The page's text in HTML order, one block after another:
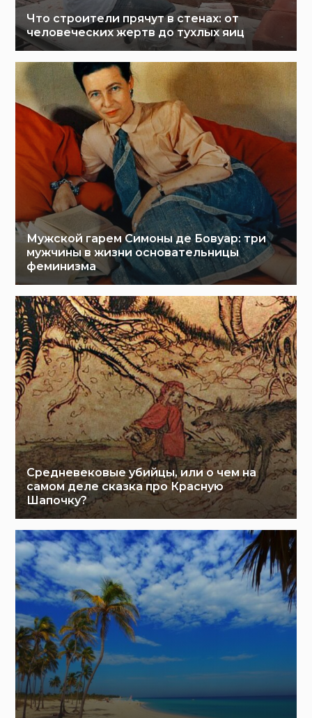
Что строители прячут в стенах: от
человеческих жертв до тухлых яиц
Мужской гарем Симоны де Бовуар: три
мужчины в жизни основательницы
феминизма
Средневековые убийцы, или о чем на
самом деле сказка про Красную
Шапочку?